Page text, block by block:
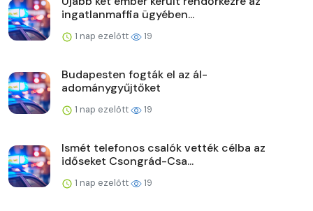
ingatlanmaffia ügyében...
1 nap ezelőtt 19
Budapesten fogták el az ál-
adománygyűjtőket
1 nap ezelőtt 19
Ismét telefonos csalók vették célba az
időseket Csongrád-Csa...
1 nap ezelőtt 19